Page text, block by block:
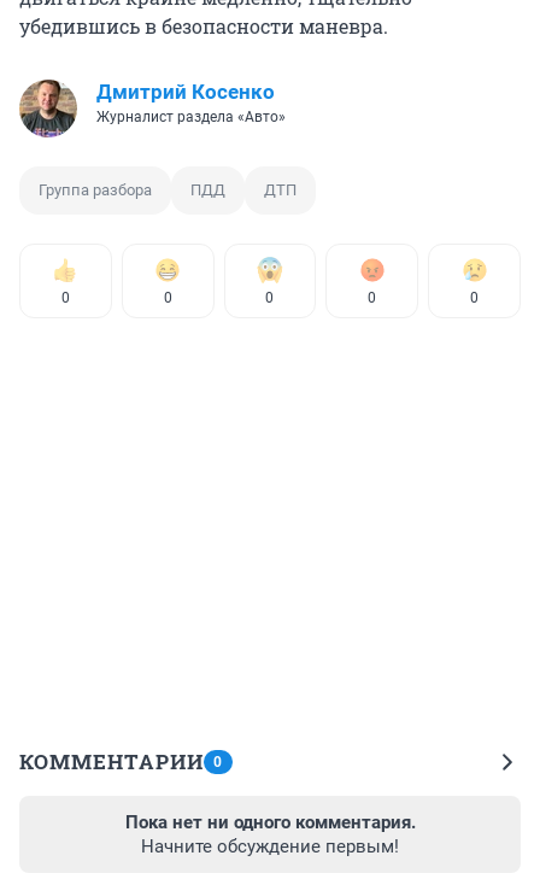
убедившись в безопасности маневра.
Дмитрий Косенко
Журналист раздела «Авто»
Группа разбора ПДД ДТП
0 0 0 0 0
КОММЕНТАРИИ 0
Пока нет ни одного комментария.
Начните обсуждение первым!